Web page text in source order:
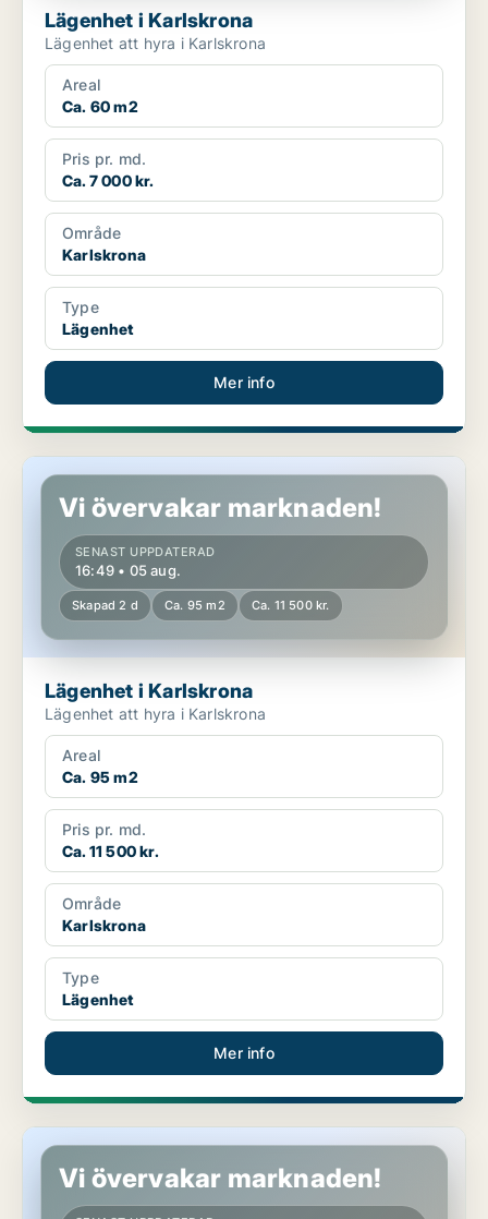
Lägenhet i Karlskrona
Lägenhet att hyra i Karlskrona
Areal
Ca. 60 m2
Pris pr. md.
Ca. 7 000 kr.
Område
Karlskrona
Type
Lägenhet
Mer info
Lägenhet i Karlskrona
Vi övervakar marknaden!
SENAST UPPDATERAD
16:49 • 05 aug.
Skapad 2 d Ca. 95 m2 Ca. 11 500 kr.
Lägenhet i Karlskrona
Lägenhet att hyra i Karlskrona
Areal
Ca. 95 m2
Pris pr. md.
Ca. 11 500 kr.
Område
Karlskrona
Type
Lägenhet
Mer info
Lägenhet i Karlskrona
Vi övervakar marknaden!